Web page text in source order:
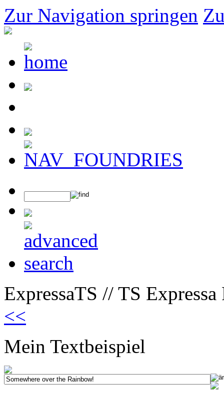
Zur Navigation springen
ExpressaTS // TS
<<
Mein Textbeispiel